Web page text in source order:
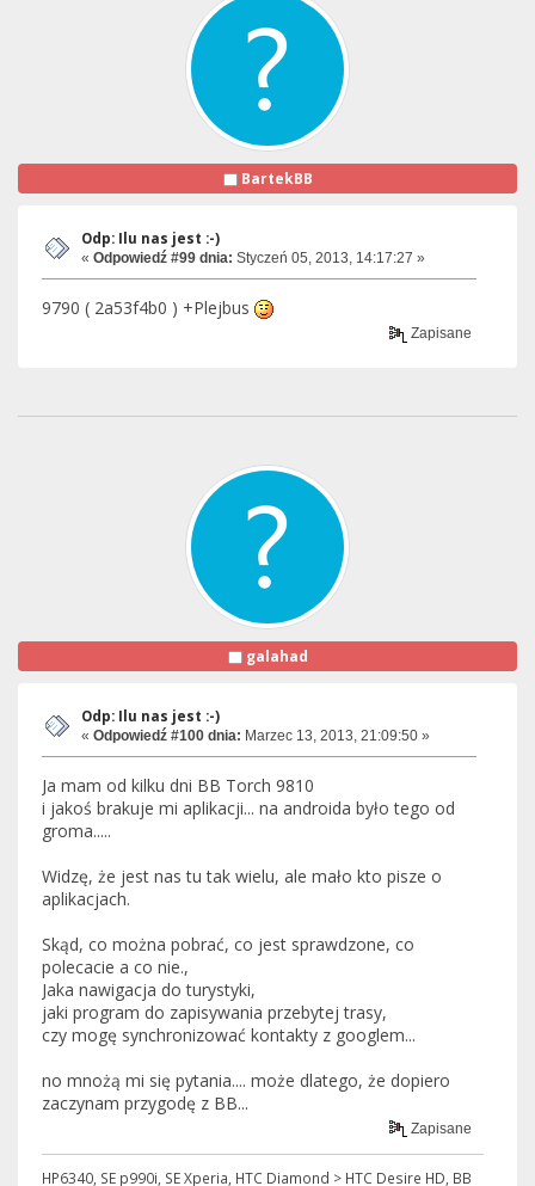
BartekBB
Odp: Ilu nas jest :-)
« Odpowiedź #99 dnia: Styczeń 05, 2013, 14:17:27 »
9790 ( 2a53f4b0 ) +Plejbus
Zapisane
galahad
Odp: Ilu nas jest :-)
« Odpowiedź #100 dnia: Marzec 13, 2013, 21:09:50 »
Ja mam od kilku dni BB Torch 9810
i jakoś brakuje mi aplikacji... na androida było tego od
groma.....
Widzę, że jest nas tu tak wielu, ale mało kto pisze o
aplikacjach.
Skąd, co można pobrać, co jest sprawdzone, co
polecacie a co nie.,
Jaka nawigacja do turystyki,
jaki program do zapisywania przebytej trasy,
czy mogę synchronizować kontakty z googlem...
no mnożą mi się pytania.... może dlatego, że dopiero
zaczynam przygodę z BB...
Zapisane
HP6340, SE p990i, SE Xperia, HTC Diamond > HTC Desire HD, BB